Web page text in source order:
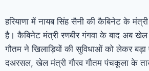
हरियाणा में नायब सिंह सैनी की कैबिनेट के
है। कैबिनेट मंत्री रणबीर गंगवा के बाद अब खेल
गौतम ने खिलाड़ियों की सुविधाओं को लेकर बड़ा
दअरसल, खेल मंत्री गौरव गौतम पंचकूला के